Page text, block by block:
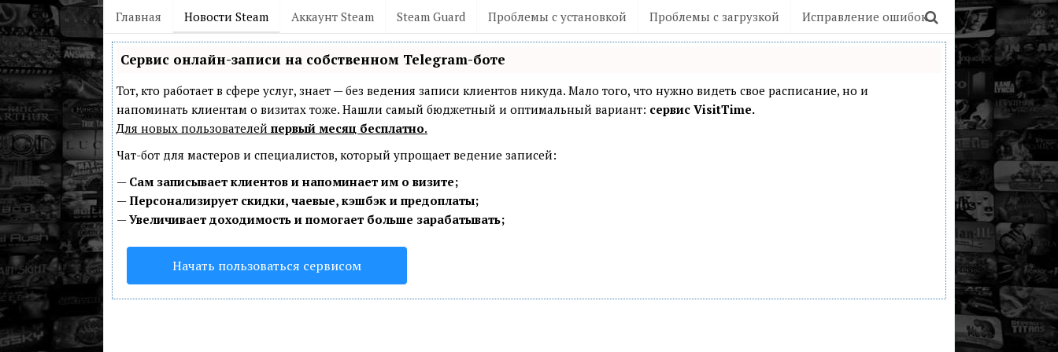
Главная Новости Steam Аккаунт Steam Steam Guard Проблемы с установкой Проблемы с загрузкой Исправление ошибок
Сервис онлайн-записи на собственном Telegram-боте
Тот, кто работает в сфере услуг, знает — без ведения записи клиентов никуда. Мало того, что нужно видеть свое расписание, но и
напоминать клиентам о визитах тоже. Нашли самый бюджетный и оптимальный вариант: сервис VisitTime.
Для новых пользователей первый месяц бесплатно.
Чат-бот для мастеров и специалистов, который упрощает ведение записей:
— Сам записывает клиентов и напоминает им о визите;
—Персонализирует скидки, чаевые, кэшбэк и предоплаты;
—Увеличивает доходимость и помогает больше зарабатывать;
Начать пользоваться сервисом